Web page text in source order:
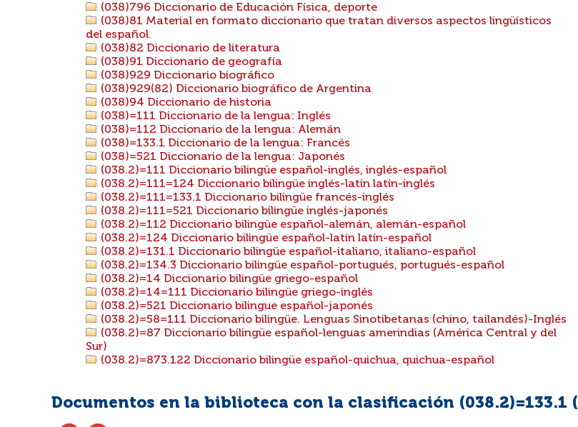
(038)796 Diccionario de Educación Física, deporte
(038)81 Material en formato diccionario que tratan diversos aspectos lingüísticos
del español.
(038)82 Diccionario de literatura
(038)91 Diccionario de geografía
(038)929 Diccionario biográfico
(038)929(82) Diccionario biográfico de Argentina
(038)94 Diccionario de historia
(038)=111 Diccionario de la lengua: Inglés
(038)=112 Diccionario de la lengua: Alemán
(038)=133.1 Diccionario de la lengua: Francés
(038)=521 Diccionario de la lengua: Japonés
(038.2)=111 Diccionario bilingüe español-inglés, inglés-español
(038.2)=111=124 Diccionario bilingüe inglés-latín latín-inglés
(038.2)=111=133.1 Diccionario bilingüe francés-inglés
(038.2)=111=521 Diccionario bilingüe inglés-japonés
(038.2)=112 Diccionario bilingüe español-alemán, alemán-español
(038.2)=124 Diccionario bilingüe español-latín latín-español
(038.2)=131.1 Diccionario bilingüe español-italiano, italiano-español
(038.2)=134.3 Diccionario bilingüe español-portugués, portugués-español
(038.2)=14 Diccionario bilingüe griego-español
(038.2)=14=111 Diccionario bilingüe griego-inglés
(038.2)=521 Diccionario bilingue español-japonés
(038.2)=58=111 Diccionario bilingüe. Lenguas Sinotibetanas (chino, tailandés)-Inglés
(038.2)=87 Diccionario bilingüe español-lenguas amerindias (América Central y del
Sur)
(038.2)=873.122 Diccionario bilingüe español-quichua, quichua-español
Documentos en la biblioteca con la clasificación (038.2)=133.1 (